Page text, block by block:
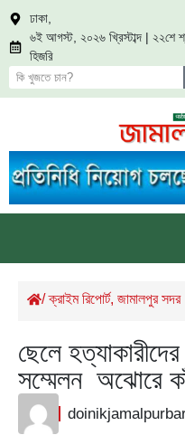
ঢাকা,
৬ই আগস্ট, ২০২৬ খ্রিস্টাব্দ | ২২শে
হিজরি
/ক্রাইম রিপোর্ট, জামালপুর সদর
ছেলে হত্যাকারীদের
সম্মেলন অঝোরে